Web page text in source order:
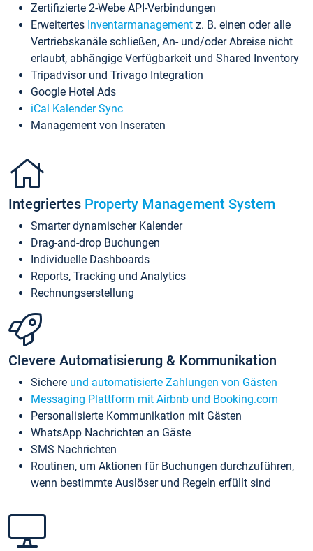
Zertifizierte 2-Webe API-Verbindungen
Erweitertes Inventarmanagement z. B. einen oder alle
Vertriebskanäle schließen, An- und/oder Abreise nicht
erlaubt, abhängige Verfügbarkeit und Shared Inventory
Tripadvisor und Trivago Integration
Google Hotel Ads
iCal Kalender Sync
Management von Inseraten
Integriertes Property Management System
Smarter dynamischer Kalender
Drag-and-drop Buchungen
Individuelle Dashboards
Reports, Tracking und Analytics
Rechnungserstellung
Clevere Automatisierung & Kommunikation
Sichere und automatisierte Zahlungen von Gästen
Messaging Plattform mit Airbnb und Booking.com
Personalisierte Kommunikation mit Gästen
WhatsApp Nachrichten an Gäste
SMS Nachrichten
Routinen, um Aktionen für Buchungen durchzuführen,
wenn bestimmte Auslöser und Regeln erfüllt sind